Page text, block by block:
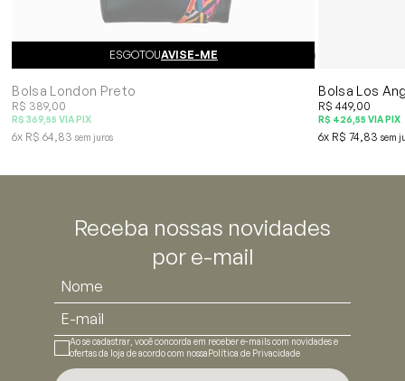
ESGOTOUAVISE-ME
Bolsa London Preto
R$ 369,55 VIA PIX
R$ 389,00
6x R$ 64,83sem juros
(14)
Bolsa Los
R$ 426,55 VIA PIX
R$ 449,00
6x R$ 74,83sem
Receba nossas novidades
por e-mail
Ao se cadastrar, você concorda em receber e-mails com novidades e
ofertas da loja de acordo com nossaPolítica de Privacidade